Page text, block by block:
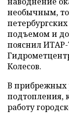
необычным, то
подъемом и
пояснил ИТАР-
Колесов.
В прибрежных
подтопления,
работу